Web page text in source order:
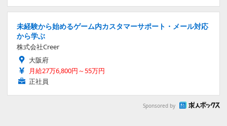
未経験から始めるゲーム内カスタマーサポート・メール対応
から学ぶ
株式会社Creer
大阪府
月給27万6,800円～55万円
正社員
Sponsored by